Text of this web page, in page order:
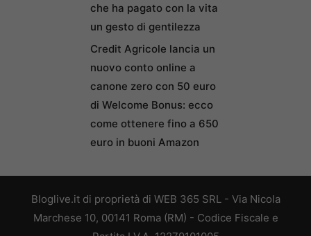
che ha pagato con la vita
un gesto di gentilezza
Credit Agricole lancia un
nuovo conto online a
canone zero con 50 euro
di Welcome Bonus: ecco
come ottenere fino a 650
euro in buoni Amazon
Bloglive.it di proprietà di WEB 365 SRL - Via Nicola
Marchese 10, 00141 Roma (RM) - Codice Fiscale e